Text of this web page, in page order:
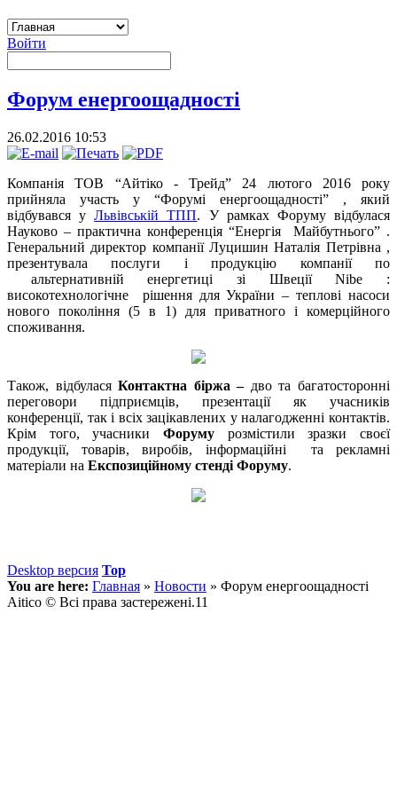
Войти
Форум енергоощадності
26.02.2016 10:53
Компанія ТОВ “Айтіко - Трейд” 24 лютого 2016 року
прийняла участь у “Форумі енергоощадності” , який
відбувався уЛьвівській ТПП. У рамках Форуму відбулася
Науково – практична конференція “Енергія Майбутнього” .
Генеральний директор компанії Луцишин Наталія Петрівна ,
презентувала послуги і продукцію компанії по
альтернативній енергетиці зі Швеції Nibe :
високотехнологічне рішення для України – теплові насоси
нового покоління (5 в 1) для приватного і комерційного
споживання.
Також, відбуласяКонтактна біржа – дво та багатосторонні
переговори підприємців, презентації як учасників
конференції, так і всіх зацікавлених у налагодженні контактів.
Крім того, учасники Форуму розмістили зразки своєї
продукції, товарів, виробів, інформаційні та рекламні
матеріали на Експозиційному стенді Форуму.
Desktop версия Top
You are here: Главная » Новости » Форум енергоощадності
Aitico © Всі права застережені.11